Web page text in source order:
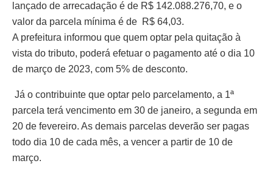
lançado de arrecadação é de R$ 142.088.276,70, e o
valor da parcela mínima é de R$ 64,03.
A prefeitura informou que quem optar pela quitação à
vista do tributo, poderá efetuar o pagamento até o dia 10
de março de 2023, com 5% de desconto.
Já o contribuinte que optar pelo parcelamento, a 1ª
parcela terá vencimento em 30 de janeiro, a segunda em
20 de fevereiro. As demais parcelas deverão ser pagas
todo dia 10 de cada mês, a vencer a partir de 10 de
março.